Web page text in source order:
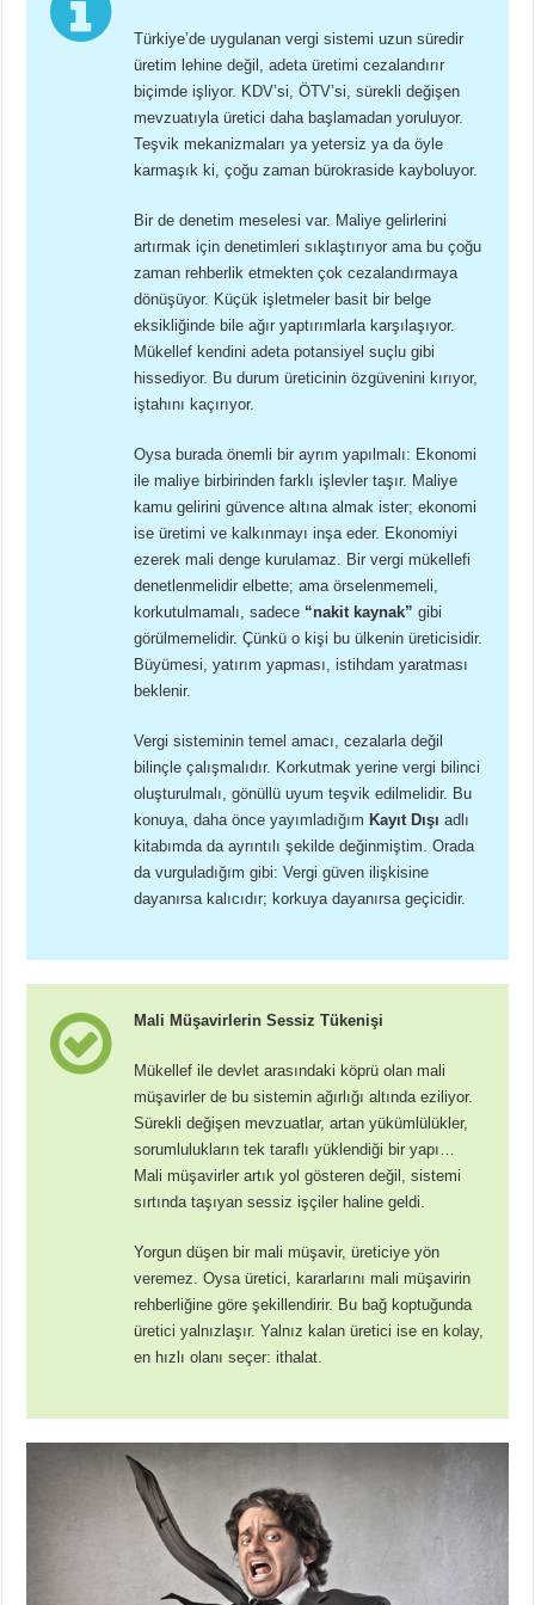
Türkiye’de uygulanan vergi sistemi uzun süredir
üretim lehine değil, adeta üretimi cezalandırır
biçimde işliyor. KDV’si, ÖTV’si, sürekli değişen
mevzuatıyla üretici daha başlamadan yoruluyor.
Teşvik mekanizmaları ya yetersiz ya da öyle
karmaşık ki, çoğu zaman bürokraside kayboluyor.
Bir de denetim meselesi var. Maliye gelirlerini
artırmak için denetimleri sıklaştırıyor ama bu çoğu
zaman rehberlik etmekten çok cezalandırmaya
dönüşüyor. Küçük işletmeler basit bir belge
eksikliğinde bile ağır yaptırımlarla karşılaşıyor.
Mükellef kendini adeta potansiyel suçlu gibi
hissediyor. Bu durum üreticinin özgüvenini kırıyor,
iştahını kaçırıyor.
Oysa burada önemli bir ayrım yapılmalı: Ekonomi
ile maliye birbirinden farklı işlevler taşır. Maliye
kamu gelirini güvence altına almak ister; ekonomi
ise üretimi ve kalkınmayı inşa eder. Ekonomiyi
ezerek mali denge kurulamaz. Bir vergi mükellefi
denetlenmelidir elbette; ama örselenmemeli,
korkutulmamalı, sadece “nakit kaynak” gibi
görülmemelidir. Çünkü o kişi bu ülkenin üreticisidir.
Büyümesi, yatırım yapması, istihdam yaratması
beklenir.
Vergi sisteminin temel amacı, cezalarla değil
bilinçle çalışmalıdır. Korkutmak yerine vergi bilinci
oluşturulmalı, gönüllü uyum teşvik edilmelidir. Bu
konuya, daha önce yayımladığım Kayıt Dışı adlı
kitabımda da ayrıntılı şekilde değinmiştim. Orada
da vurguladığım gibi: Vergi güven ilişkisine
dayanırsa kalıcıdır; korkuya dayanırsa geçicidir.
Mali Müşavirlerin Sessiz Tükenişi
Mükellef ile devlet arasındaki köprü olan mali
müşavirler de bu sistemin ağırlığı altında eziliyor.
Sürekli değişen mevzuatlar, artan yükümlülükler,
sorumlulukların tek taraflı yüklendiği bir yapı…
Mali müşavirler artık yol gösteren değil, sistemi
sırtında taşıyan sessiz işçiler haline geldi.
Yorgun düşen bir mali müşavir, üreticiye yön
veremez. Oysa üretici, kararlarını mali müşavirin
rehberliğine göre şekillendirir. Bu bağ koptuğunda
üretici yalnızlaşır. Yalnız kalan üretici ise en kolay,
en hızlı olanı seçer: ithalat.